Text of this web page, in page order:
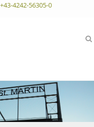
+43-4242-56305-0